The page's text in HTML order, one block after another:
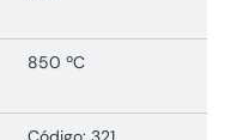
850 ºC